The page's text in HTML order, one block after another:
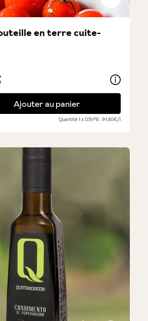
en terre cuite-
en terre cuite- arc-en-ciel
Ajouter au panier
Quantité1 x 0,5lPB : 91,80€/l